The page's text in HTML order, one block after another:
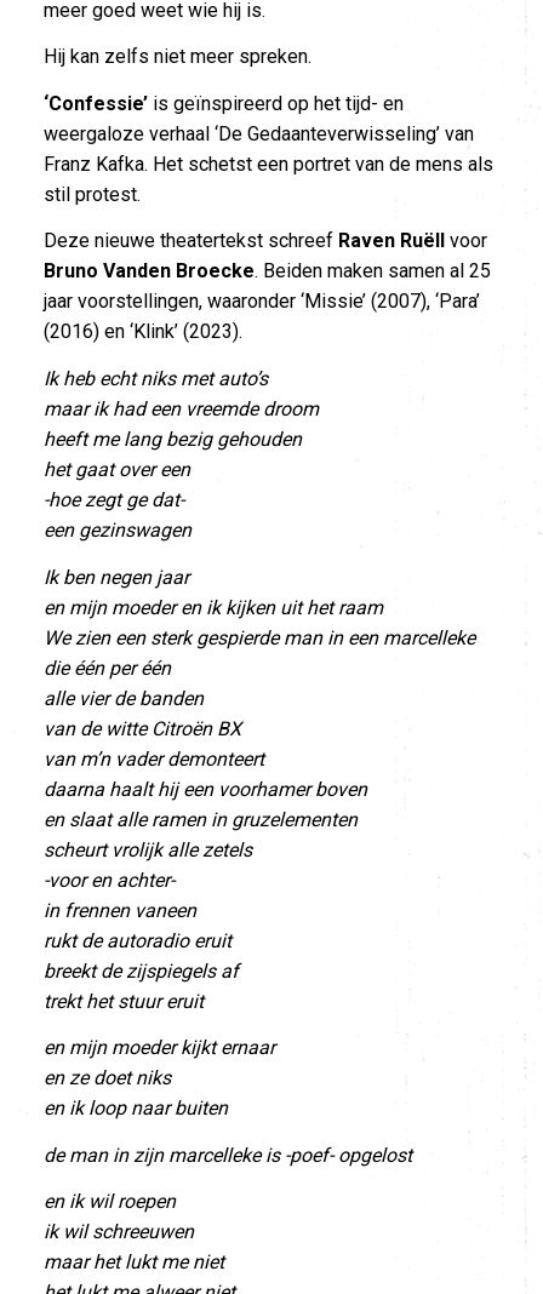
meer goed weet wie hij is.
Hij kan zelfs niet meer spreken.
‘Confessie’is geïnspireerd op het tijd- en
weergaloze verhaal ‘De Gedaanteverwisseling’ van
Franz Kafka. Het schetst een portret van de mens als
stil protest.
Deze nieuwe theatertekst schreef Raven Ruëll
voor
Bruno Vanden Broecke. Beiden maken samen al 25
jaar voorstellingen, waaronder ‘Missie’ (2007), ‘Para’
(2016) en ‘Klink’ (2023).
Ik heb echt niks met auto’s
maar ik had een vreemde droom
heeft me lang bezig gehouden
het gaat over een
-hoe zegt ge dat-
een gezinswagen
Ik ben negen jaar
en mijn moeder en ik kijken uit het raam
We zien een sterk gespierde man in een marcelleke
die één per één
alle vier de banden
van de witte Citroën BX
van m’n vader demonteert
daarna haalt hij een voorhamer boven
en slaat alle ramen in gruzelementen
scheurt vrolijk alle zetels
-voor en achter-
in frennen vaneen
rukt de autoradio eruit
breekt de zijspiegels af
trekt het stuur eruit
en mijn moeder kijkt ernaar
en ze doet niks
en ik loop naar buiten
de man in zijn marcelleke is -poef- opgelost
en ik wil roepen
ik wil schreeuwen
maar het lukt me niet